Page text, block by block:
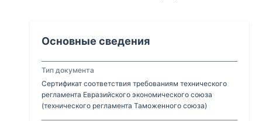
Основные сведения
Тип документа
Сертификат соответствия требованиям технического
регламента Евразийского экономического союза
(технического регламента Таможенного союза)